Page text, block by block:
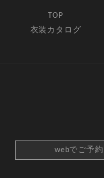
TOP
衣装カタログ
webでご予